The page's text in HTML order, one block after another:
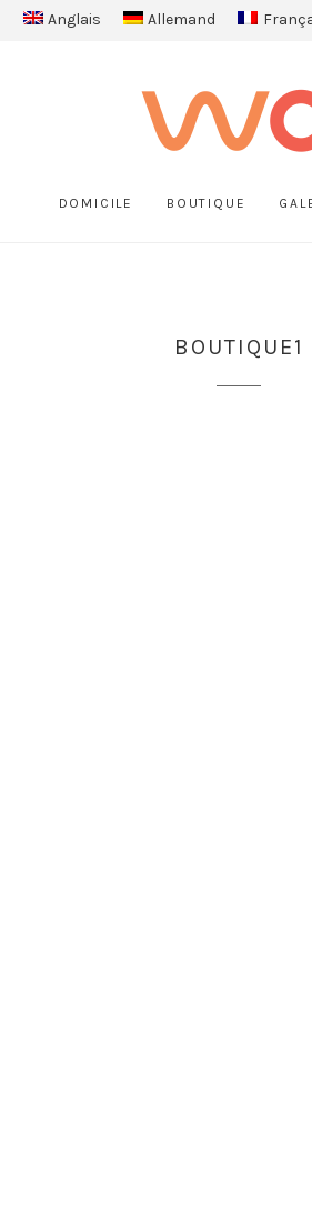
Anglais Allemand
DOMICILE BOUTIQUE
BOUTIQUE1